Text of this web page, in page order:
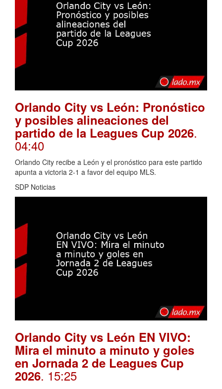
Orlando City vs León: Pronóstico
y posibles alineaciones del
partido de la Leagues Cup 2026.
04:40
Orlando City recibe a León y el pronóstico para este partido
apunta a victoria 2-1 a favor del equipo MLS.
SDP Noticias
Orlando City vs León EN VIVO:
Mira el minuto a minuto y goles
en Jornada 2 de Leagues Cup
2026. 15:25